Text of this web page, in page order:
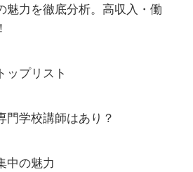
魅力を徹底分析。高収入・働
ップリスト
門学校講師はあり？
中の魅力